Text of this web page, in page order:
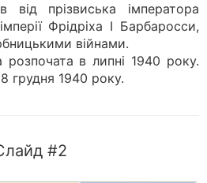
прізвиська імператора
Фрідріха I Барбаросси,
війнами.
розпочата в липні 1940 року.
грудня 1940 року.
#2